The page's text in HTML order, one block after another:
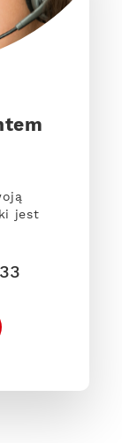
jest